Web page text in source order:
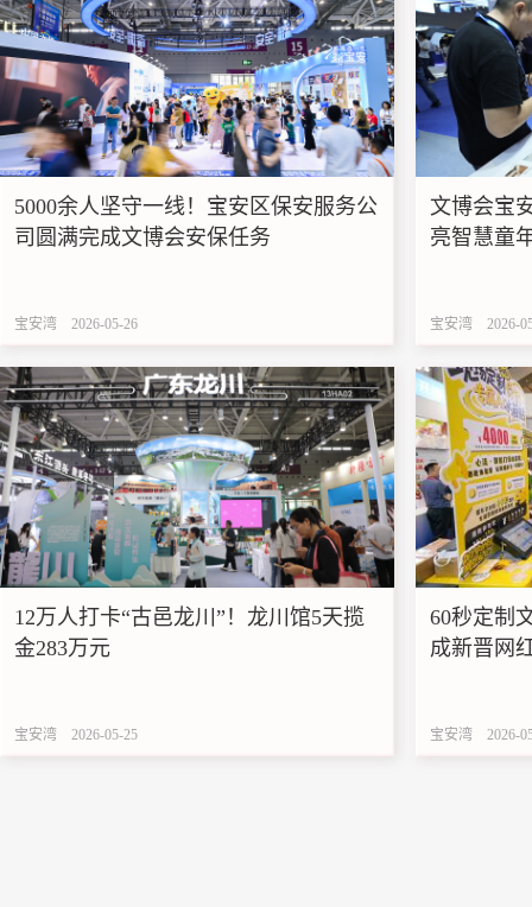
5000余人坚守一线！宝安区保安服务公
司圆满完成文博会安保任务
宝安湾 2026-05-26
文博会宝
亮智慧童
宝安湾 2026-
12万人打卡“古邑龙川”！龙川馆5天揽
金283万元
宝安湾 2026-05-25
60秒定制
成新晋网
宝安湾 2026-